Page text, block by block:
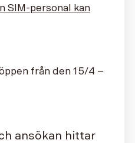
SIM-personal kan
från den 15/4 –
ansökan hittar